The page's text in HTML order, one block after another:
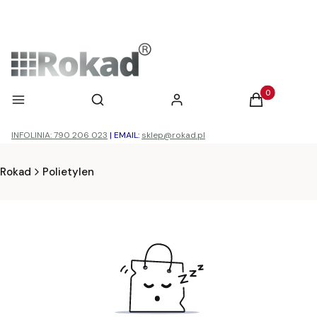
Menu Otwórz wyszukiwarkę
Szukaj Zaloguj się Produkty w
Koszyk
INFOLINIA: 790 206 023 | EMAIL: sklep@rokad.pl
Rokad Polietylen